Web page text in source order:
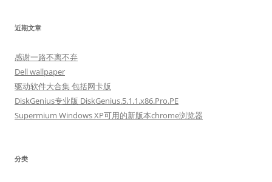
近期文章
感谢一路不离不弃
Dell wallpaper
驱动软件大合集 包括网卡版
DiskGenius专业版 DiskGenius.5.1.1.x86.Pro.PE
Supermium Windows XP可用的新版本chrome浏览器
分类